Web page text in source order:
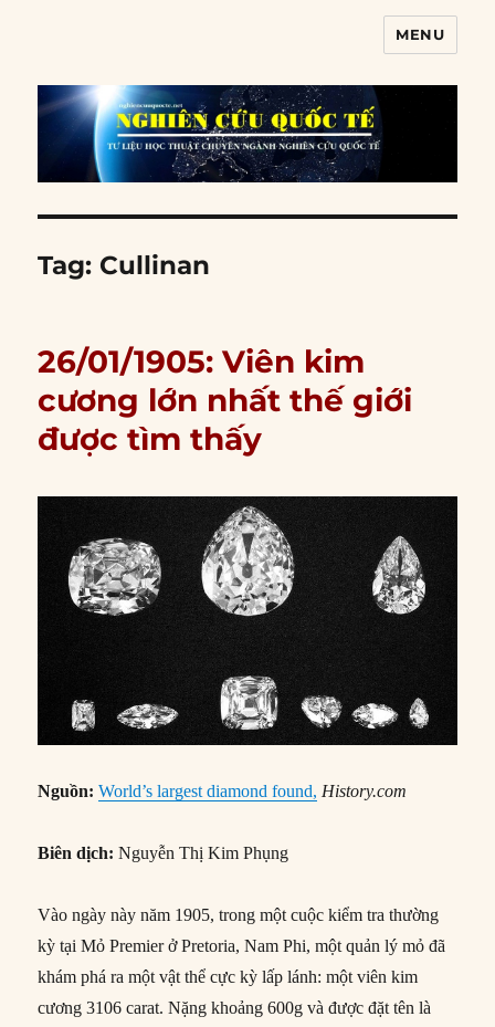
MENU
Tag: Cullinan
26/01/1905: Viên kim
cương lớn nhất thế giới
được tìm thấy
Nguồn:World’s largest diamond found, History.com
Biên dịch: Nguyễn Thị Kim Phụng
Vào ngày này năm 1905, trong một cuộc kiểm tra thường
kỳ tại Mỏ Premier ở Pretoria, Nam Phi, một quản lý mỏ đã
khám phá ra một vật thể cực kỳ lấp lánh: một viên kim
cương 3106 carat. Nặng khoảng 600g và được đặt tên là